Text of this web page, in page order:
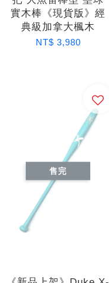
實木棒《現貨版》經
典級加拿大楓木
NT$ 3,980
售完